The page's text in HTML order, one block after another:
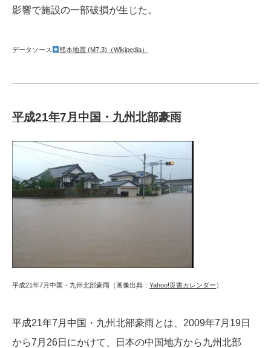
影響で施設の一部破損が生じた。
データソース 熊本地震 (M7.3)（Wikipedia）
平成21年7月中国・九州北部豪雨
平成21年7月中国・九州北部豪雨（画像出典： Yahoo!災害カレンダー ）
平成21年7月中国・九州北部豪雨とは、2009年7月19日
から7月26日にかけて、日本の中国地方から九州北部